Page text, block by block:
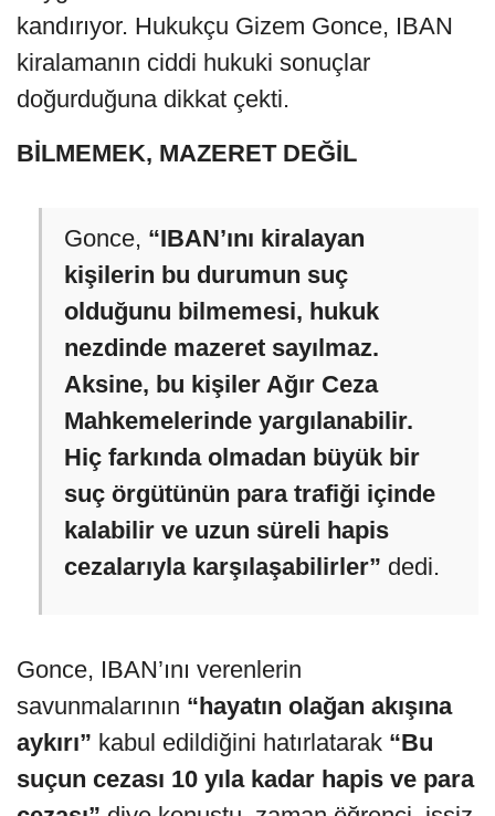
kandırıyor. Hukukçu Gizem Gonce, IBAN
kiralamanın ciddi hukuki sonuçlar
doğurduğuna dikkat çekti.
BİLMEMEK, MAZERET DEĞİL
Gonce, “IBAN’ını kiralayan
kişilerin bu durumun suç
olduğunu bilmemesi, hukuk
nezdinde mazeret sayılmaz.
Aksine, bu kişiler Ağır Ceza
Mahkemelerinde yargılanabilir.
Hiç farkında olmadan büyük bir
suç örgütünün para trafiği içinde
kalabilir ve uzun süreli hapis
cezalarıyla karşılaşabilirler” dedi.
Gonce, IBAN’ını verenlerin
savunmalarının “hayatın olağan akışına
aykırı” kabul edildiğini hatırlatarak “Bu
suçun cezası 10 yıla kadar hapis ve para